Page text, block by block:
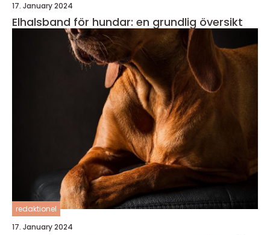
17. January 2024
Elhalsband för hundar: en grundlig översikt
redaktionel
17. January 2024